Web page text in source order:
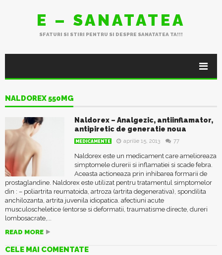
E – SANATATEA
SFATURI SI STIRI PENTRU SI DESPRE SANATATEA TA!!!
NALDOREX 550MG
Naldorex – Analgezic, antiinflamator,
antipiretic de generatie noua
MEDICAMENTE aprilie 15, 2013 77
Naldorex este un medicament care amelioreaza
simptomele durerii si inflamatiei si scade febra.
Aceasta actioneaza prin inhibarea formarii de
prostaglandine. Naldorex este utilizat pentru tratamentul simptomelor
din : – poliartrita reumatoida, artroza (artrita degenerativa), spondilita
anchilozanta, artrita juvenila idiopatica. afectiuni acute
musculoscheletice (entorse si deformatii, traumatisme directe, dureri
lombosacrate,...
READ MORE
CELE MAI COMENTATE